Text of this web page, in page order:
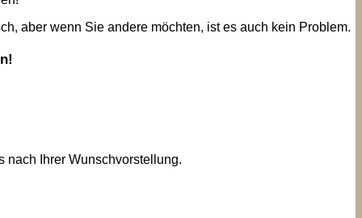
aber wenn Sie andere möchten, ist es auch kein Problem.
nach Ihrer Wunschvorstellung.